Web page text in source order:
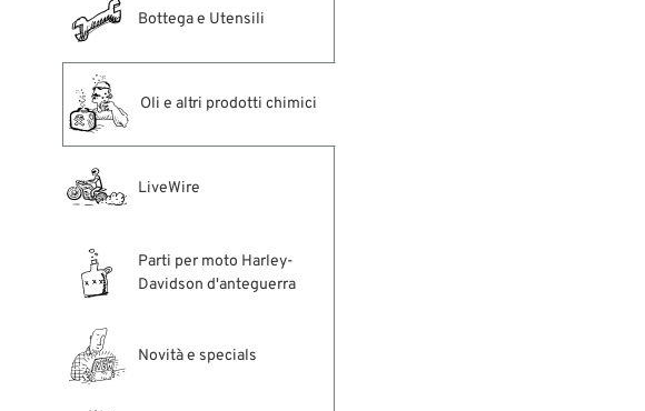
Bottega e Utensili
Oli e altri prodotti chimici
LiveWire
Parti per moto Harley-
Davidson d'anteguerra
Novità e specials